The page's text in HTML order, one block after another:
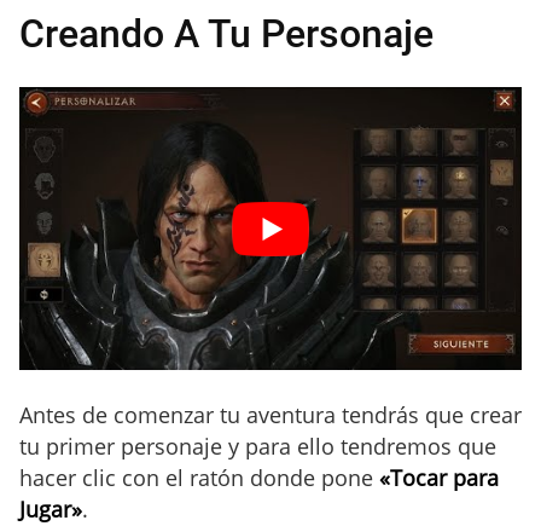
Creando A Tu Personaje
Antes de comenzar tu aventura tendrás que crear
tu primer personaje y para ello tendremos que
hacer clic con el ratón donde pone «Tocar para
Jugar».